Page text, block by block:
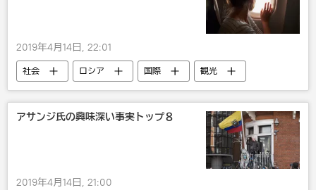
2019年4月14日, 22:01
社会 ロシア 国際
観光
ロシア人はどう思っている？ 家庭の幸福、仕事やお財布の満足度は？ 世論調査
アサンジ氏の興味深い事実トップ８
2019年4月14日, 21:00